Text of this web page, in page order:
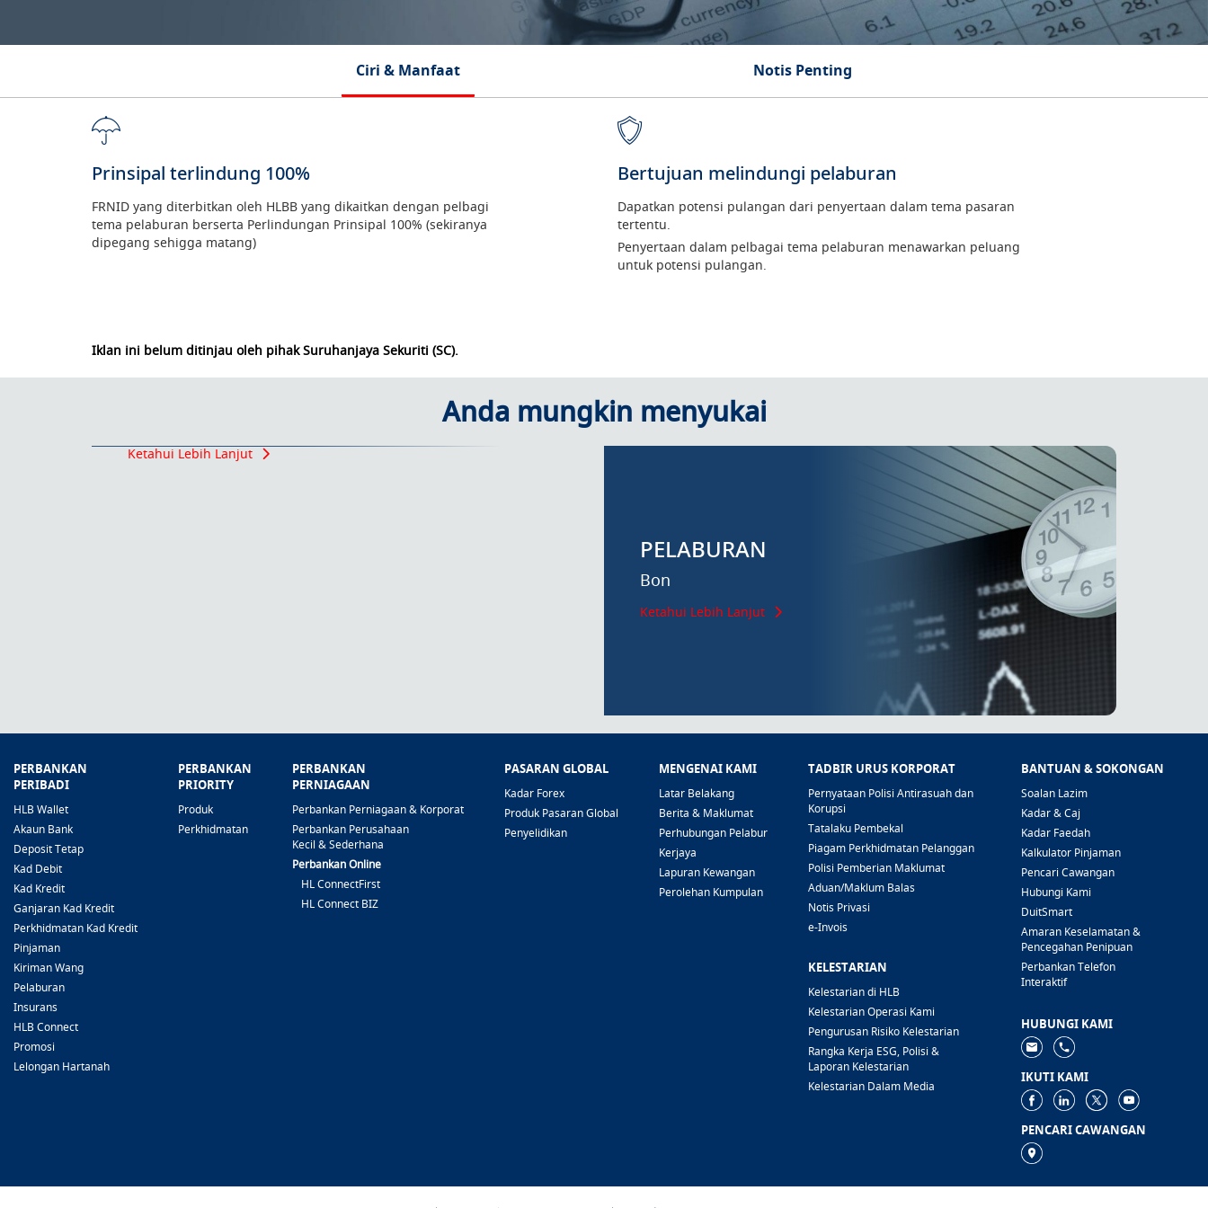
Ciri & Manfaat Notis Penting
Prinsipal terlindung 100%
FRNID yang diterbitkan oleh HLBB yang dikaitkan dengan pelbagi
tema pelaburan berserta Perlindungan Prinsipal 100% (sekiranya
dipegang sehigga matang)
Bertujuan melindungi pelaburan
Dapatkan potensi pulangan dari penyertaan dalam tema pasaran
tertentu.
Penyertaan dalam pelbagai tema pelaburan menawarkan peluang
untuk potensi pulangan.
Iklan ini belum ditinjau oleh pihak Suruhanjaya Sekuriti (SC).
Anda mungkin menyukai
Ketahui Lebih Lanjut
PELABURAN
Bon
Ketahui Lebih Lanjut
PERBANKAN
PERIBADI
HLB Wallet
Akaun Bank
Deposit Tetap
Kad Debit
Kad Kredit
Ganjaran Kad Kredit
Perkhidmatan Kad Kredit
Pinjaman
Kiriman Wang
Pelaburan
Insurans
HLB Connect
Promosi
Lelongan Hartanah
PERBANKAN
PRIORITY
Produk
Perkhidmatan
PERBANKAN
PERNIAGAAN
Perbankan Perniagaan & Korporat
Perbankan Perusahaan
Kecil & Sederhana
Perbankan Online
HL ConnectFirst
HL Connect BIZ
PASARAN GLOBAL
Kadar Forex
Produk Pasaran Global
Penyelidikan
MENGENAI KAMI
Latar Belakang
Berita & Maklumat
Perhubungan Pelabur
Kerjaya
Lapuran Kewangan
Perolehan Kumpulan
TADBIR URUS KORPORAT
Pernyataan Polisi Antirasuah dan
Korupsi
Tatalaku Pembekal
Piagam Perkhidmatan Pelanggan
Polisi Pemberian Maklumat
Aduan/Maklum Balas
Notis Privasi
e-Invois
KELESTARIAN
Kelestarian di HLB
Kelestarian Operasi Kami
Pengurusan Risiko Kelestarian
Rangka Kerja ESG, Polisi &
Laporan Kelestarian
Kelestarian Dalam Media
BANTUAN & SOKONGAN
Soalan Lazim
Kadar & Caj
Kadar Faedah
Kalkulator Pinjaman
Pencari Cawangan
Hubungi Kami
DuitSmart
Amaran Keselamatan &
Pencegahan Penipuan
Perbankan Telefon
Interaktif
HUBUNGI KAMI
IKUTI KAMI
PENCARI CAWANGAN